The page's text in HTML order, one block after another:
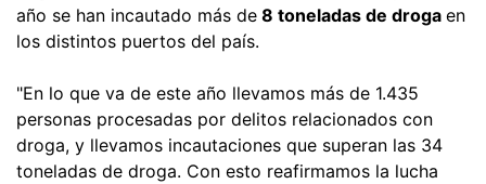
año se han incautado más de 8 toneladas de droga en
los distintos puertos del país.
"En lo que va de este año llevamos más de 1.435
personas procesadas por delitos relacionados con
droga, y llevamos incautaciones que superan las 34
toneladas de droga. Con esto reafirmamos la lucha